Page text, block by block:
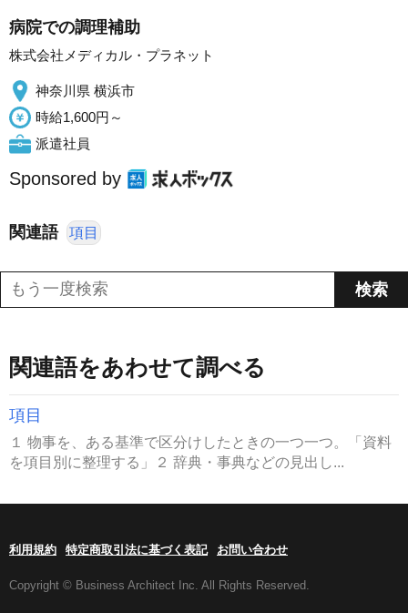
病院での調理補助
株式会社メディカル・プラネット
神奈川県 横浜市
時給1,600円～
派遣社員
Sponsored by
関連語 項目
関連語をあわせて調べる
項目
１ 物事を、ある基準で区分けしたときの一つ一つ。「資料
を項目別に整理する」２ 辞典・事典などの見出し...
利用規約 特定商取引法に基づく表記 お問い合わせ
Copyright © Business Architect Inc. All Rights Reserved.